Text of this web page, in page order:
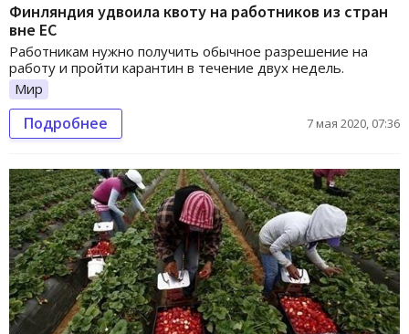
Финляндия удвоила квоту на работников из стран
вне ЕС
Работникам нужно получить обычное разрешение на
работу и пройти карантин в течение двух недель.
Мир
Подробнее 7 мая 2020, 07:36